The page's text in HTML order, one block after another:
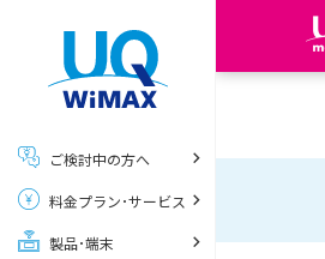
ご検討中の方へ
料金プラン･サービス
製品･端末